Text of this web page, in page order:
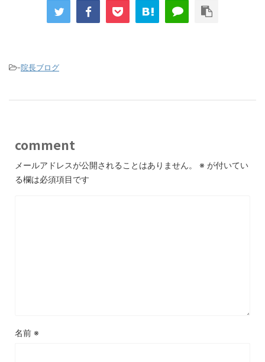
-院長ブログ
comment
メールアドレスが公開されることはありません。 ※ が付いてい
る欄は必須項目です
名前 ※